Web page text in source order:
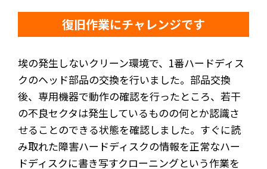
復旧作業にチャレンジです
埃の発生しないクリーン環境で、1番ハードディス
クのヘッド部品の交換を行いました。部品交換
後、専用機器で動作の確認を行ったところ、若干
の不良セクタは発生しているものの何とか認識さ
せることのできる状態を確認しました。すぐに読
み取れた障害ハードディスクの情報を正常なハー
ドディスクに書き写すクローニングという作業を